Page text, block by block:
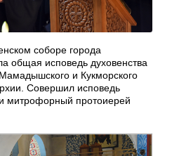
соборе города
общая исповедь духовенства
и Кукморского
Совершил исповедь
митрофорный протоиерей